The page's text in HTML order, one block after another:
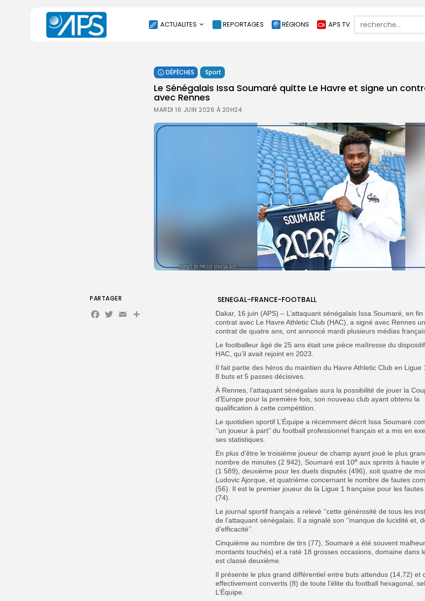
ACTUALITES
SOCIÉTÉ
ÉCONOMIE
CULTURE
ENVIRONNEMENT
REPORTAGES RÉGIONS APS TV
Search
for:
DÉPÊCHES Sport
Le Sénégalais Issa Soumaré quitte Le Havre et signe un
avec Rennes
MARDI 16 JUIN 2026 À 20H24
SENEGAL-FRANCE-FOOTBALL
Dakar, 16 juin (APS) – L’attaquant sénégalais Issa Soumaré, en fin
contrat avec Le Havre Athletic Club (HAC), a signé avec Rennes un
contrat de quatre ans, ont annoncé mardi plusieurs médias
Le footballeur âgé de 25 ans était une pièce maîtresse du
HAC, qu’il avait rejoint en 2023.
Il fait partie des héros du maintien du Havre Athletic Club en Ligue
8 buts et 5 passes décisives.
À Rennes, l’attaquant sénégalais aura la possibilité de jouer la
d’Europe pour la première fois, son nouveau club ayant obtenu la
qualification à cette compétition.
Le quotidien sportif L’Équipe a récemment décrit Issa Soumaré
‘’un joueur à part’’ du football professionnel français et a mis en
ses statistiques.
‎En plus d’être le troisième joueur de champ ayant joué le plus
nombre de minutes (2 942), Soumaré est 10e aux sprints à haute
(1 589), deuxième pour les duels disputés (496), soit quatre de
Ludovic Ajorque, et quatrième concernant le nombre de fautes
(56). Il est le premier joueur de la Ligue 1 française pour les
(74).
Le journal sportif français a relevé ‘’cette générosité de tous les
de l’attaquant sénégalais. Il a signalé son ‘’manque de lucidité et,
d’efficacité’’.
Cinquième au nombre de tirs (77), Soumaré a été souvent
montants touchés) et a raté 18 grosses occasions, domaine dans
est classé deuxième.
Il présente le plus grand différentiel entre buts attendus (14,72) et
effectivement convertis (8) de toute l’élite du football hexagonal,
L’Équipe.
PARTAGER
Facebook
Twitter
EmailPartager